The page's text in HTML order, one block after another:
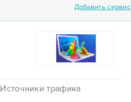
Добавить сервис
Источники трафика